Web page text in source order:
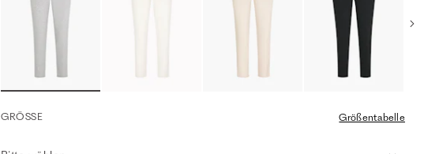
GRÖSSE Größentabelle